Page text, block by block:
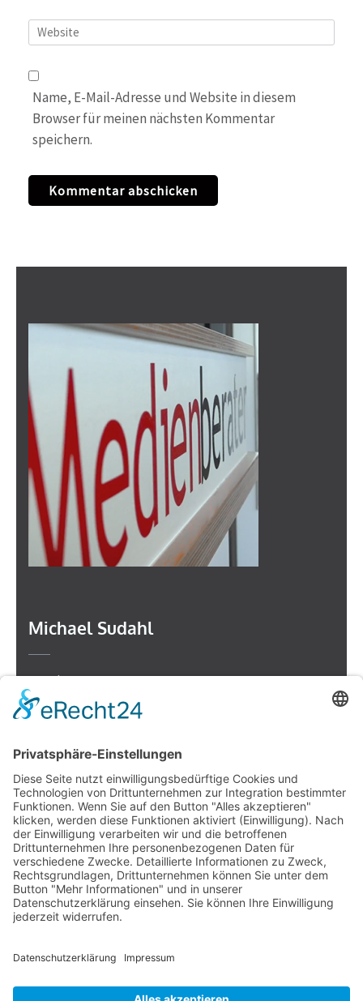
Website
Name, E-Mail-Adresse und Website in diesem
Browser für meinen nächsten Kommentar
speichern.
Michael Sudahl
Beethovenstr. 4
73614 Schorndorf
Telefon: 07181 477 9998
Leonhard Fromm
Goethestr. 27
73614 Schorndorf
Telefon. 07181 4769906
E-Mail:fromm@der-medienberater.de